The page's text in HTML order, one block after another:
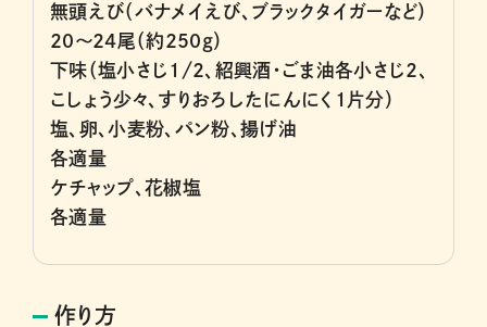
無頭えび（バナメイえび、ブラックタイガーなど）
20～24尾（約250g）
下味（塩小さじ1/2、紹興酒・ごま油各小さじ2、
こしょう少々、すりおろしたにんにく1片分）
塩、卵、小麦粉、パン粉、揚げ油
各適量
ケチャップ、花椒塩
各適量
作り方